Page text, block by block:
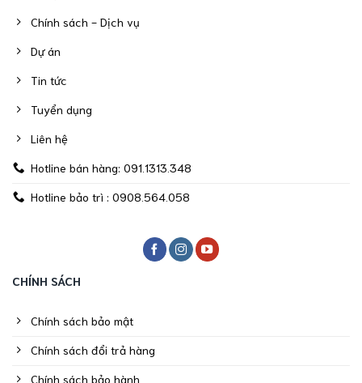
Chính sách - Dịch vụ
Dự án
Tin tức
Tuyển dụng
Liên hệ
Hotline bán hàng: 091.1313.348
Hotline bảo trì : 0908.564.058
CHÍNH SÁCH
Chính sách bảo mật
Chính sách đổi trả hàng
Chính sách bảo hành